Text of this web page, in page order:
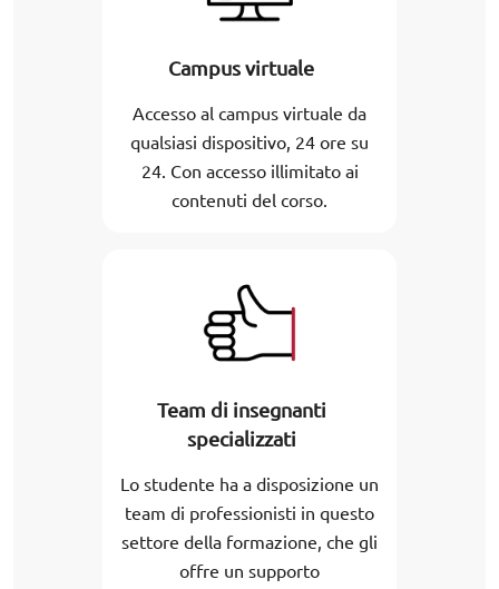
Campus virtuale
Accesso al campus virtuale da
qualsiasi dispositivo, 24 ore su
24. Con accesso illimitato ai
contenuti del corso.
Team di insegnanti
specializzati
Lo studente ha a disposizione un
team di professionisti in questo
settore della formazione, che gli
offre un supporto